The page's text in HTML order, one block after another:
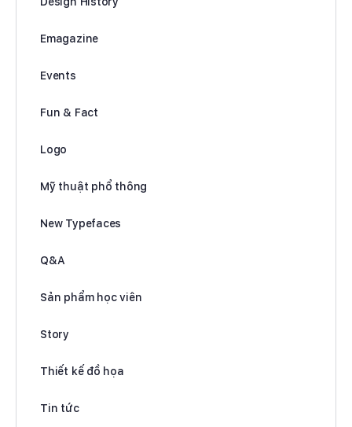
Emagazine
Events
Fun & Fact
Logo
Mỹ thuật phổ thông
New Typefaces
Q&A
Sản phẩm học viên
Story
Thiết kế đồ họa
Tin tức